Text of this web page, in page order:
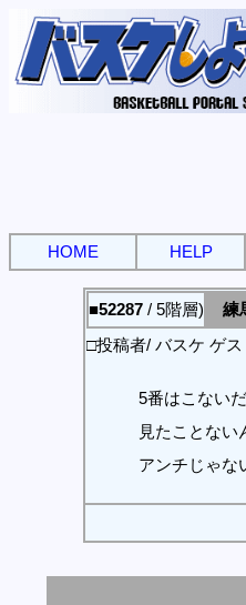
HOME HELP
■52287/ 5階層)
練
□投稿者/ バスケ ゲス
5番はこない
見たことない
アンチじゃな